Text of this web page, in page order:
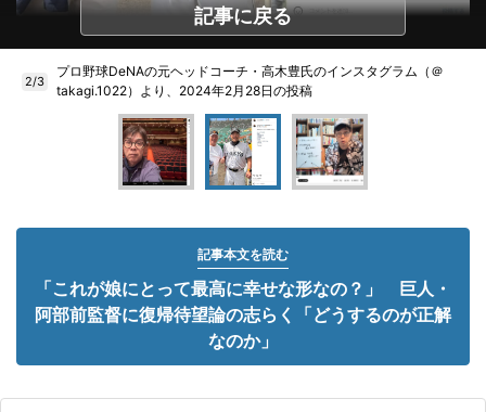
記事に戻る
2/3
プロ野球DeNAの元ヘッドコーチ・高木豊氏のインスタグラム（＠
takagi.1022）より、2024年2月28日の投稿
記事本文を読む
「これが娘にとって最高に幸せな形なの？」 巨人・
阿部前監督に復帰待望論の志らく「どうするのが正解
なのか」